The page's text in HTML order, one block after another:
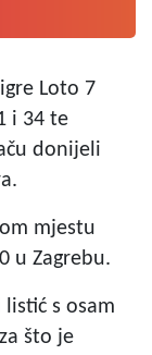
Loto 7
i 34 te
donijeli
mjestu
u Zagrebu.
s osam
što je